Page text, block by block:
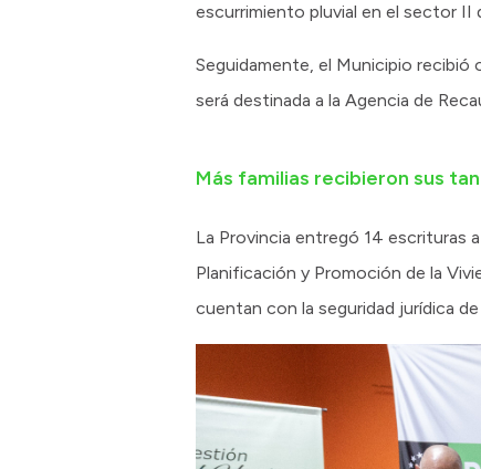
escurrimiento pluvial en el sector II
Seguidamente, el Municipio
será destinada a la Agencia de
Más familias recibieron sus
La Provincia entregó 14 escrituras
Planificación y Promoción de la
cuentan con la seguridad jurídica